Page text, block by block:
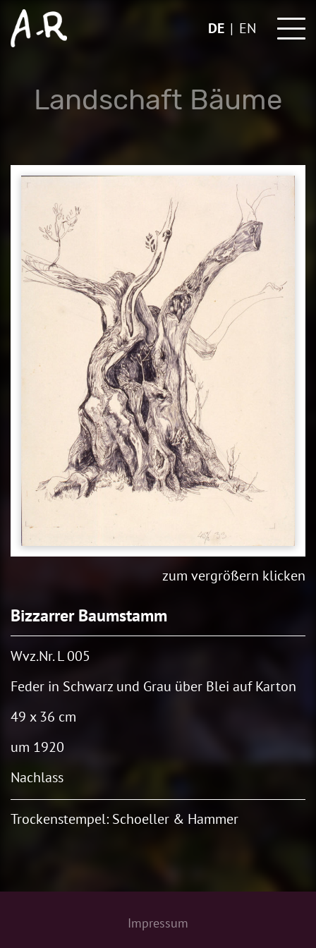
Skip
content
DE EN
Landschaft Bäume
zum vergrößern klicken
Bizzarrer Baumstamm
Wvz.Nr. L 005
Feder in Schwarz und Grau über Blei auf Karton
49 x 36 cm
um 1920
Nachlass
Trockenstempel: Schoeller & Hammer
Impressum